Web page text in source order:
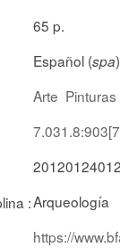
65 p.
Español (spa)
Arte
:Arqueología
https://